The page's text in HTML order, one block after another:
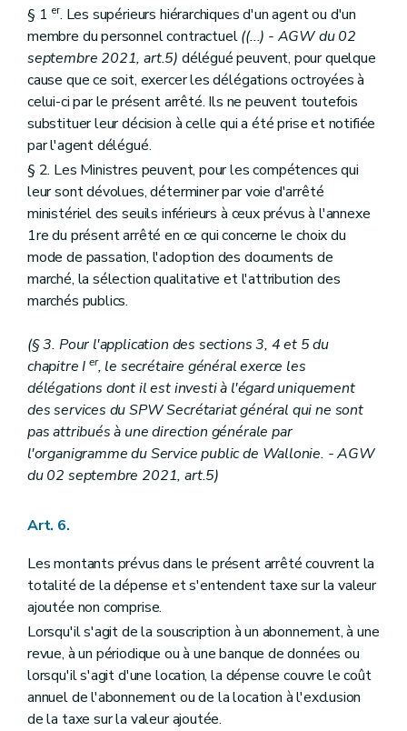
Art. 149
Art. 150
Section 2 Dispositions particulières
Sous-section 1 Dispositions particulières à la Direction générale
Art. 151
Art. 152
Art. 153
Art. 154
Art. 155
Art. 156
Art. 157
Art. 158
Art. 159
Art. 160
Art. 161
Sous-section 2
Dispositions particulières au Département de l'Emploi et de la Formation professionnelle
Art. 162
Art. 163
Art. 165
Art. 166
Sous-section 3 Dispositions particulières au Département de l'Investissement
Art. 167
Art. 168
Art. 169
Art. 170
Sous-section 4 Dispositions particulières au Département du Développement économique
Art. 171
Chapitre VIII/1
Art. 172/1
Art. 172/2
Section 2 (Dispositions particulières - AGW du 14 décembre 2023, art.2)
Art. 172/3
Chapitre IX Dispositions finales
Art. 173
Art. 174
Art. 175
Annexe
§ 1 er. Les supérieurs hiérarchiques d'un agent ou d'un
membre du personnel contractuel((...) - AGW du 02
septembre 2021, art.5) délégué peuvent, pour quelque
cause que ce soit, exercer les délégations octroyées à
celui-ci par le présent arrêté. Ils ne peuvent toutefois
substituer leur décision à celle qui a été prise et notifiée
par l'agent délégué.
§ 2. Les Ministres peuvent, pour les compétences qui
leur sont dévolues, déterminer par voie d'arrêté
ministériel des seuils inférieurs à ceux prévus à l'annexe
1re du présent arrêté en ce qui concerne le choix du
mode de passation, l'adoption des documents de
marché, la sélection qualitative et l'attribution des
marchés publics.
(§ 3. Pour l'application des sections 3, 4 et 5 du
chapitre Ier, le secrétaire général exerce les
délégations dont il est investi à l'égard uniquement
des services du SPW Secrétariat général qui ne sont
pas attribués à une direction générale par
l'organigramme du Service public de Wallonie. - AGW
du 02 septembre 2021, art.5)
Art. 6.
Les montants prévus dans le présent arrêté couvrent la
totalité de la dépense et s'entendent taxe sur la valeur
ajoutée non comprise.
Lorsqu'il s'agit de la souscription à un abonnement, à une
revue, à un périodique ou à une banque de données ou
lorsqu'il s'agit d'une location, la dépense couvre le coût
annuel de l'abonnement ou de la location à l'exclusion
de la taxe sur la valeur ajoutée.